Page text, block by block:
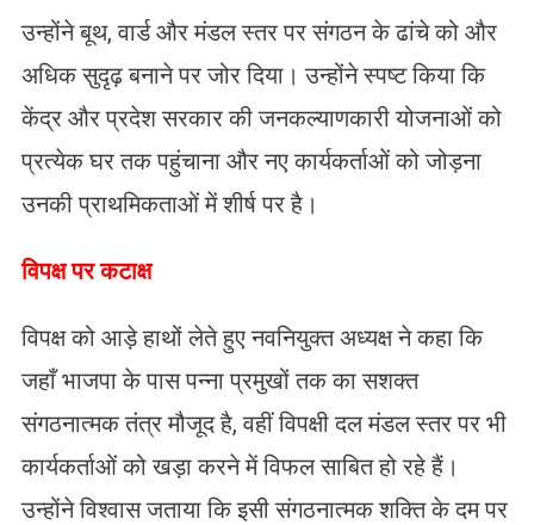
उन्होंने बूथ, वार्ड और मंडल स्तर पर संगठन के ढांचे को और
अधिक सुदृढ़ बनाने पर जोर दिया। उन्होंने स्पष्ट किया कि
केंद्र और प्रदेश सरकार की जनकल्याणकारी योजनाओं को
प्रत्येक घर तक पहुंचाना और नए कार्यकर्ताओं को जोड़ना
उनकी प्राथमिकताओं में शीर्ष पर है।
विपक्ष पर कटाक्ष
विपक्ष को आड़े हाथों लेते हुए नवनियुक्त अध्यक्ष ने कहा कि
जहाँ भाजपा के पास पन्ना प्रमुखों तक का सशक्त
संगठनात्मक तंत्र मौजूद है, वहीं विपक्षी दल मंडल स्तर पर भी
कार्यकर्ताओं को खड़ा करने में विफल साबित हो रहे हैं।
उन्होंने विश्वास जताया कि इसी संगठनात्मक शक्ति के दम पर